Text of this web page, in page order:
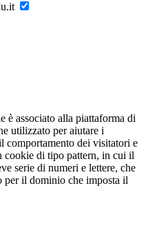
è associato alla piattaforma di
utilizzato per aiutare i
comportamento dei visitatori e
cookie di tipo pattern, in cui il
serie di numeri e lettere, che
per il dominio che imposta il